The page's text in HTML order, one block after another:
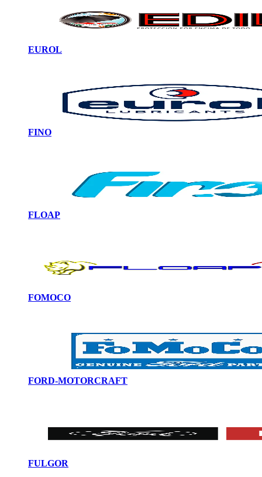
EUROL
FINO
FLOAP
FOMOCO
FORD-MOTORCRAFT
FULGOR